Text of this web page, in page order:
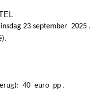
23 september 2025 .
40 euro pp .